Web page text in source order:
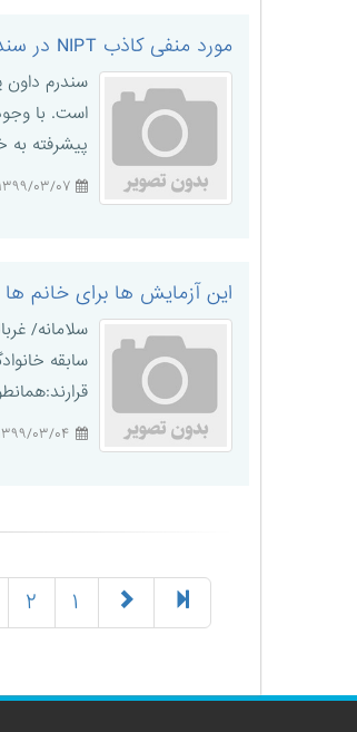
مورد منفی کاذب NIPT در سندروم Down
پیشرفته به
این آزمایش ها برای خانم
سلامانه/
سابقه
۱ ۲